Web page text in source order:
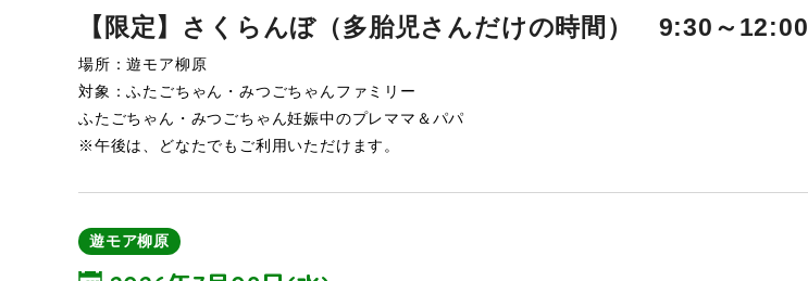
【限定】さくらんぼ（多胎児さんだけの時間） 9:30～12:00
場所：遊モア柳原
対象：ふたごちゃん・みつごちゃんファミリー
ふたごちゃん・みつごちゃん妊娠中のプレママ＆パパ
※午後は、どなたでもご利用いただけます。
遊モア柳原